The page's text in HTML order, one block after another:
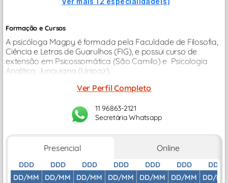
Formação e Cursos
A psicóloga Magpy é formada pela Faculdade de Filosofia,
Ciência e Letras de Guarulhos (FIG), e possui curso de
extensão em Psicossomática (São Camilo) e Psicologia
Analítica Junguiana (Unipaz).
Ver Perfil Completo
11 96863-2121
Secretária Whatsapp
Presencial Online
DDD
DD/MM
DDD
DD/MM
DDD
DD/MM
DDD
DD/MM
DDD
DD/MM
DDD
DD/MM
DDD
DD/MM